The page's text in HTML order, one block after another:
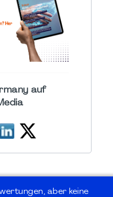
auf
aber keine